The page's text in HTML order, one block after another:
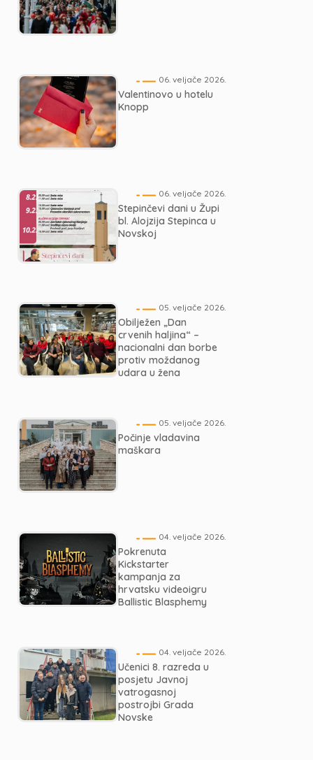
06. veljače 2026.
Valentinovo u hotelu
Knopp
06. veljače 2026.
Stepinčevi dani u Župi
bl. Alojzija Stepinca u
Novskoj
05. veljače 2026.
Obilježen „Dan
crvenih haljina“ –
nacionalni dan borbe
protiv moždanog
udara u žena
05. veljače 2026.
Počinje vladavina
maškara
04. veljače 2026.
Pokrenuta
Kickstarter
kampanja za
hrvatsku videoigru
Ballistic Blasphemy
04. veljače 2026.
Učenici 8. razreda u
posjetu Javnoj
vatrogasnoj
postrojbi Grada
Novske